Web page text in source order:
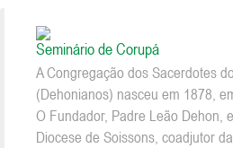
Seminário de Corupá
A Congregação dos Sacerdotes
(Dehonianos) nasceu em 1878,
O Fundador, Padre Leão Dehon,
Diocese de Soissons, coadjutor